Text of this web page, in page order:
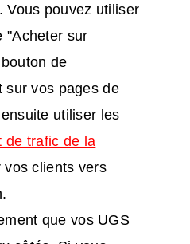
Vous pouvez utiliser
"Acheter sur
de
sur vos pages de
utiliser les
de trafic de la
vos clients vers
que vos UGS